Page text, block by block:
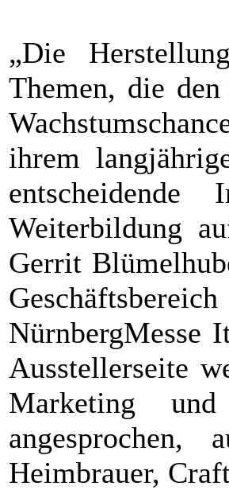
„Die
Themen, die
ihrem
Weiterbildung
Gerrit
NürnbergMesse
Ausstellerseite
Marketing
Heimbrauer,